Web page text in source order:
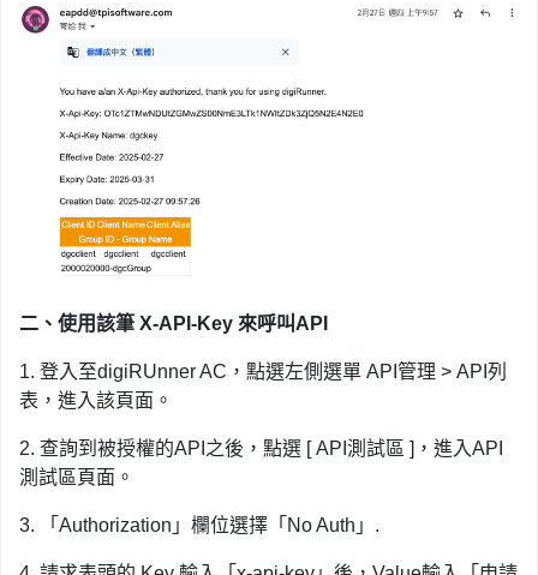
二、使用該筆 X-API-Key 來呼叫API
1. 登入至digiRUnner AC，點選左側選單 API管理 > API列
表，進入該頁面。
2. 查詢到被授權的API之後，點選 [ API測試區 ]，進入API
測試區頁面。
3. 「Authorization」欄位選擇「No Auth」.